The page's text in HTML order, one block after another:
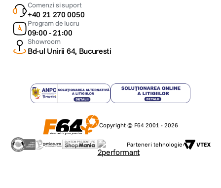
Comenzi si suport
+40 21 270 0050
Program de lucru
09:00 - 21:00
Showroom
Bd-ul Unirii 64, Bucuresti
Copyright © F64 2001 - 2026
Parteneri tehnologie: